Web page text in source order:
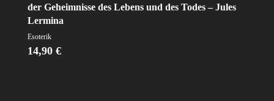
der Geheimnisse des Lebens und des Todes – Jules
Lermina
Esoterik
14,90 €